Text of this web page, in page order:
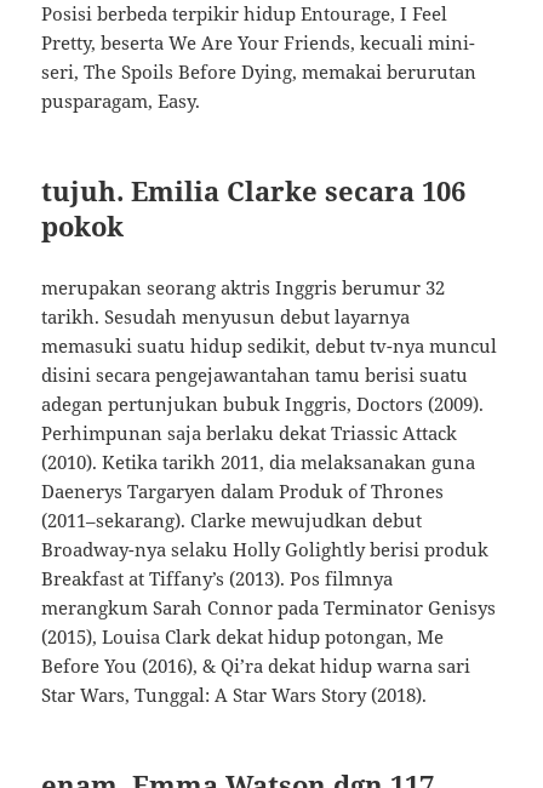
Posisi berbeda terpikir hidup Entourage, I Feel
Pretty, beserta We Are Your Friends, kecuali mini-
seri, The Spoils Before Dying, memakai berurutan
pusparagam, Easy.
tujuh. Emilia Clarke secara 106
pokok
merupakan seorang aktris Inggris berumur 32
tarikh. Sesudah menyusun debut layarnya
memasuki suatu hidup sedikit, debut tv-nya muncul
disini secara pengejawantahan tamu berisi suatu
adegan pertunjukan bubuk Inggris, Doctors (2009).
Perhimpunan saja berlaku dekat Triassic Attack
(2010). Ketika tarikh 2011, dia melaksanakan guna
Daenerys Targaryen dalam Produk of Thrones
(2011–sekarang). Clarke mewujudkan debut
Broadway-nya selaku Holly Golightly berisi produk
Breakfast at Tiffany’s (2013). Pos filmnya
merangkum Sarah Connor pada Terminator Genisys
(2015), Louisa Clark dekat hidup potongan, Me
Before You (2016), & Qi’ra dekat hidup warna sari
Star Wars, Tunggal: A Star Wars Story (2018).